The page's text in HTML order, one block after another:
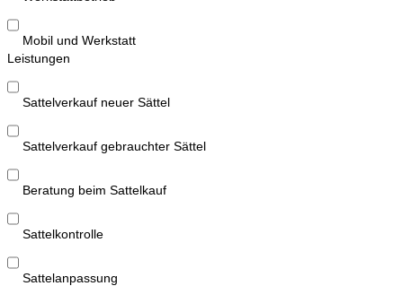
Mobil und Werkstatt
Leistungen
Sattelverkauf neuer Sättel
Sattelverkauf gebrauchter Sättel
Beratung beim Sattelkauf
Sattelkontrolle
Sattelanpassung